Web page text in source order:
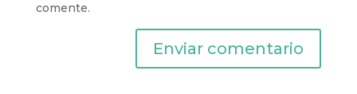
comente.